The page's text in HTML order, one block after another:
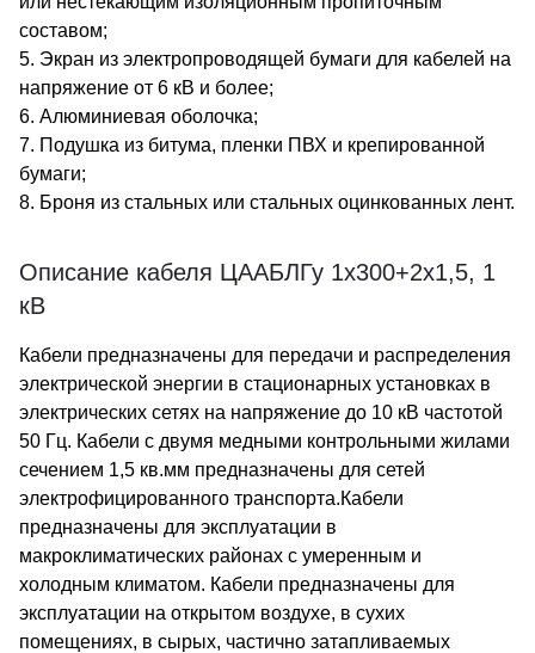
составом;
5. Экран из электропроводящей бумаги для кабелей на
напряжение от 6 кВ и более;
6. Алюминиевая оболочка;
7. Подушка из битума, пленки ПВХ и крепированной
бумаги;
8. Броня из стальных или стальных оцинкованных лент.
Описание кабеля ЦААБЛГу 1х300+2х1,5, 1
кВ
Кабели предназначены для передачи и распределения
электрической энергии в стационарных установках в
электрических сетях на напряжение до 10 кВ частотой
50 Гц. Кабели с двумя медными контрольными жилами
сечением 1,5 кв.мм предназначены для сетей
электрофицированного транспорта.Кабели
предназначены для эксплуатации в
макроклиматических районах с умеренным и
холодным климатом. Кабели предназначены для
эксплуатации на открытом воздухе, в сухих
помещениях, в сырых, частично затапливаемых